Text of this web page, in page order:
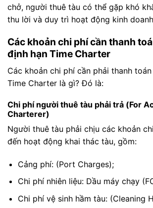
chở, người thuê tàu có thể gặp khó
thu lời và duy trì hoạt động kinh
Các khoản chi phí cần thanh
định hạn Time Charter
Các khoản chi phí cần phải thanh
Time Charter là gì? Đó là:
Chi phí người thuê tàu phải trả (For
Charterer)
Người thuê tàu phải chịu các khoản
đến hoạt động khai thác tàu, gồm:
Cảng phí: (Port Charges);
Chi phí nhiên liệu: Dầu máy chạy
Chi phí vệ sinh hầm tàu: (Cleaning